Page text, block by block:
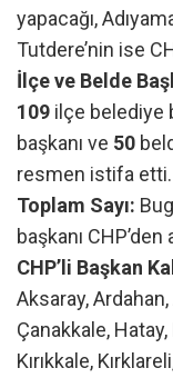
yapacağı,
Tutdere’nin ise
İlçe ve Belde
109 ilçe belediye
başkanı ve 50
resmen istifa etti.
Toplam Sayı:
başkanı CHP’den
CHP’li Başkan
Aksaray,
Çanakkale,
Kırıkkale,